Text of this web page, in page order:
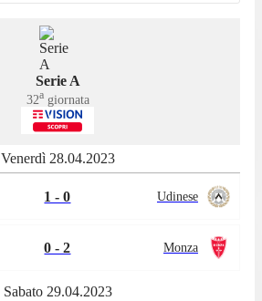
Serie A
32agiornata
Venerdì 28.04.2023
1 - 0 Udinese
0 - 2 Monza
Sabato 29.04.2023